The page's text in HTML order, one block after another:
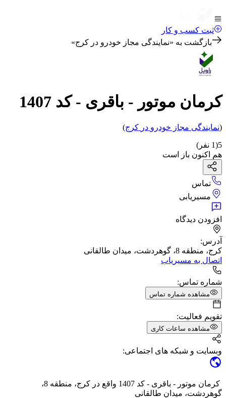
ثبت کسب و کار
بازگشت به «نمایندگی مجاز خودرو در کرج»
کرمان موتور - باقری - کد 1407
(نمایندگی مجاز خودرو در کرج)
5
(
1 نفر)
هم اکنون باز است
تماس
مسیریابی
افزودن دیدگاه
آدرس:
کرج، منطقه 8، گوهردشت، میدان طالقانی
اتصال به مسیریاب
شماره تماس:
مشاهده شماره تماس
تقویم فعالیت:
مشاهده ساعات کاری
وبسایت و شبکه های اجتماعی:
کرمان موتور - باقری - کد 1407 واقع در کرج، منطقه 8،
گوهردشت، میدان طالقانی